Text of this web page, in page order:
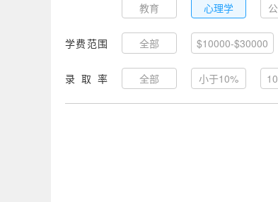
教育 心理学
学费范围 全部 $10000-$30000
录取率 全部 小于10%